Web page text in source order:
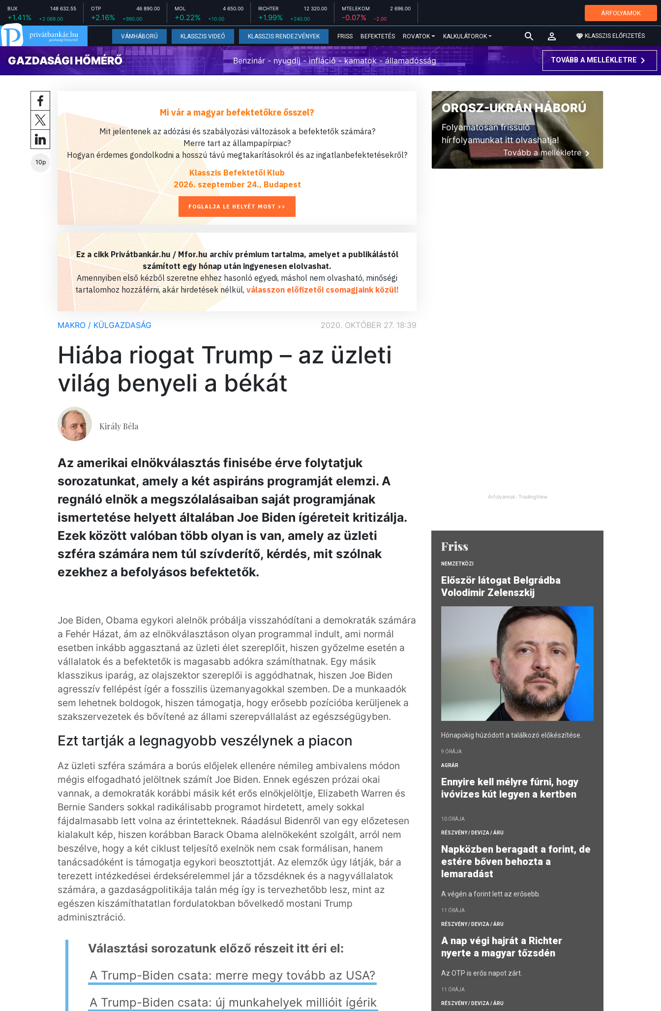
BUX 148 632.55
+1.41% +2 069.00
OTP 46 890.00
+2.16% +990.00
MOL 4 650.00
+0.22% +10.00
RICHTER 12 320.00
+1.99% +240.00
MTELEKOM 2 696.00
-0.07% -2.00
ÁRFOLYAMOK
VÁMHÁBORÚ KLASSZIS VIDEÓ KLASSZIS RENDEZVÉNYEK FRISS BEFEKTETÉS ROVATOK KALKULÁTOROK KLASSZIS ELŐFIZETÉS
GAZDASÁGI HŐMÉRŐ Benzinár - nyugdíj - infláció - kamatok - államadósság TOVÁBB A MELLÉKLETRE
10p
Mi vár a magyar befektetőkre ősszel?
Mit jelentenek az adózási és szabályozási változások a befektetők számára?
Merre tart az állampapírpiac?
Hogyan érdemes gondolkodni a hosszú távú megtakarításokról és az ingatlanbefektetésekről?
Klasszis Befektetői Klub
2026. szeptember 24., Budapest
FOGLALJA LE HELYÉT MOST >>
Ez a cikk Privátbankár.hu / Mfor.hu archív prémium tartalma, amelyet a publikálástól
számított egy hónap után ingyenesen elolvashat.
Amennyiben első kézből szeretne ehhez hasonló egyedi, máshol nem olvasható, minőségi
tartalomhoz hozzáférni, akár hirdetések nélkül, válasszon előfizetői csomagjaink közül!
MAKRO / KÜLGAZDASÁG 2020. OKTÓBER 27. 18:39
Hiába riogat Trump – az üzleti
világ benyeli a békát
Király Béla
Az amerikai elnökválasztás finisébe érve folytatjuk
sorozatunkat, amely a két aspiráns programját elemzi. A
regnáló elnök a megszólalásaiban saját programjának
ismertetése helyett általában Joe Biden ígéreteit kritizálja.
Ezek között valóban több olyan is van, amely az üzleti
szféra számára nem túl szívderítő, kérdés, mit szólnak
ezekhez a befolyásos befektetők.
Joe Biden, Obama egykori alelnök próbálja visszahódítani a demokraták számára
a Fehér Házat, ám az elnökválasztáson olyan programmal indult, ami normál
esetben inkább aggasztaná az üzleti élet szereplőit, hiszen győzelme esetén a
vállalatok és a befektetők is magasabb adókra számíthatnak. Egy másik
klasszikus iparág, az olajszektor szereplői is aggódhatnak, hiszen Joe Biden
agresszív fellépést ígér a fosszilis üzemanyagokkal szemben. De a munkaadók
sem lehetnek boldogok, hiszen támogatja, hogy erősebb pozícióba kerüljenek a
szakszervezetek és bővítené az állami szerepvállalást az egészségügyben.
Ezt tartják a legnagyobb veszélynek a piacon
Az üzleti szféra számára a borús előjelek ellenére némileg ambivalens módon
mégis elfogadható jelöltnek számít Joe Biden. Ennek egészen prózai okai
vannak, a demokraták korábbi másik két erős elnökjelöltje, Elizabeth Warren és
Bernie Sanders sokkal radikálisabb programot hirdetett, amely sokkal
fájdalmasabb lett volna az érintetteknek. Ráadásul Bidenről van egy előzetesen
kialakult kép, hiszen korábban Barack Obama alelnökeként szolgált, arról nem
beszélve, hogy a két ciklust teljesítő exelnök nem csak formálisan, hanem
tanácsadóként is támogatja egykori beosztottját. Az elemzők úgy látják, bár a
terezett intézkedései érdeksérelemmel jár a tőzsdéknek és a nagyvállalatok
számára, a gazdaságpolitikája talán még így is tervezhetőbb lesz, mint az
egészen kiszámíthatatlan fordulatokban bővelkedő mostani Trump
adminisztráció.
Választási sorozatunk előző részeit itt éri el:
A Trump-Biden csata: merre megy tovább az USA?
A Trump-Biden csata: új munkahelyek millióit ígérik
OROSZ-UKRÁN HÁBORÚ
Folyamatosan frissülő
hírfolyamunkat itt olvashatja!
Tovább a mellékletre
Árfolyamok: TradingView
Friss
NEMZETKÖZI
Először látogat Belgrádba
Volodimir Zelenszkij
Hónapokig húzódott a találkozó előkészítése.
9 ÓRÁJA
AGRÁR
Ennyire kell mélyre fúrni, hogy
ivóvizes kút legyen a kertben
10 ÓRÁJA
RÉSZVÉNY / DEVIZA / ÁRU
Napközben beragadt a forint, de
estére bőven behozta a
lemaradást
A végén a forint lett az erősebb.
11 ÓRÁJA
RÉSZVÉNY / DEVIZA / ÁRU
A nap végi hajrát a Richter
nyerte a magyar tőzsdén
Az OTP is erős napot zárt.
11 ÓRÁJA
RÉSZVÉNY / DEVIZA / ÁRU